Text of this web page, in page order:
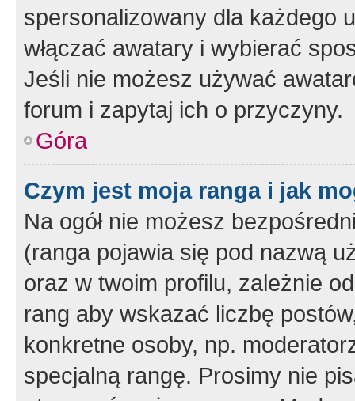
spersonalizowany dla każdego
włączać awatary i wybierać
Jeśli nie możesz używać
forum i zapytaj ich o przyczyny.
Góra
Czym jest moja ranga i jak
Na ogół nie możesz
(ranga pojawia się pod nazwą
oraz w twoim profilu, zależnie
rang aby wskazać liczbę
konkretne osoby, np.
specjalną rangę. Prosimy nie